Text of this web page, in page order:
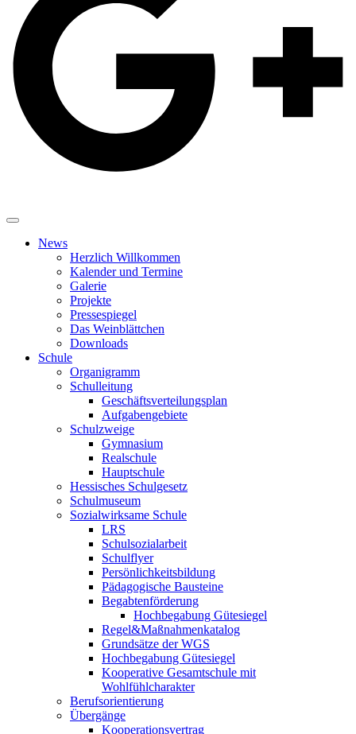
News
Herzlich Willkommen
Kalender und Termine
Galerie
Projekte
Pressespiegel
Das Weinblättchen
Downloads
Schule
Organigramm
Schulleitung
Geschäftsverteilungsplan
Aufgabengebiete
Schulzweige
Gymnasium
Realschule
Hauptschule
Hessisches Schulgesetz
Schulmuseum
Sozialwirksame Schule
LRS
Schulsozialarbeit
Schulflyer
Persönlichkeitsbildung
Pädagogische Bausteine
Begabtenförderung
Hochbegabung Gütesiegel
Regel&Maßnahmenkatalog
Grundsätze der WGS
Hochbegabung Gütesiegel
Kooperative Gesamtschule mit
Wohlfühlcharakter
Berufsorientierung
Übergänge
Kooperationsvertrag